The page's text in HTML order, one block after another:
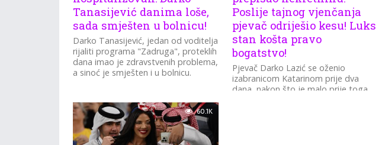
Tanasijević danima loše,
sada smješten u bolnicu!
Darko Tanasijević, jedan od voditelja
rijaliti programa "Zadruga", proteklih
dana imao je zdravstvenih problema,
a sinoć je smješten i u bolnicu.
Poslije tajnog vjenčanja
pjevač odriješio kesu! Luks
stan košta pravo
bogatstvo!
Pjevač Darko Lazić se oženio
izabranicom Katarinom prije dva
dana, nakon što je malo prije toga
60.1K